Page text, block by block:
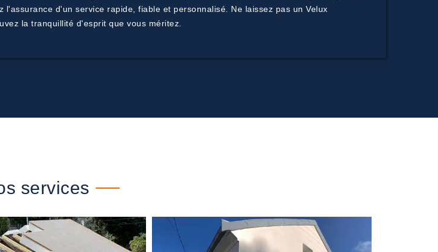
d'un service rapide, fiable et personnalisé. Ne laissez pas un Velux
la tranquillité d'esprit que vous méritez.
services